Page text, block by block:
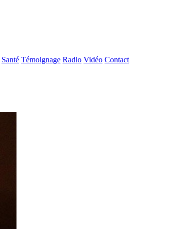
Santé Témoignage Radio Vidéo Contact